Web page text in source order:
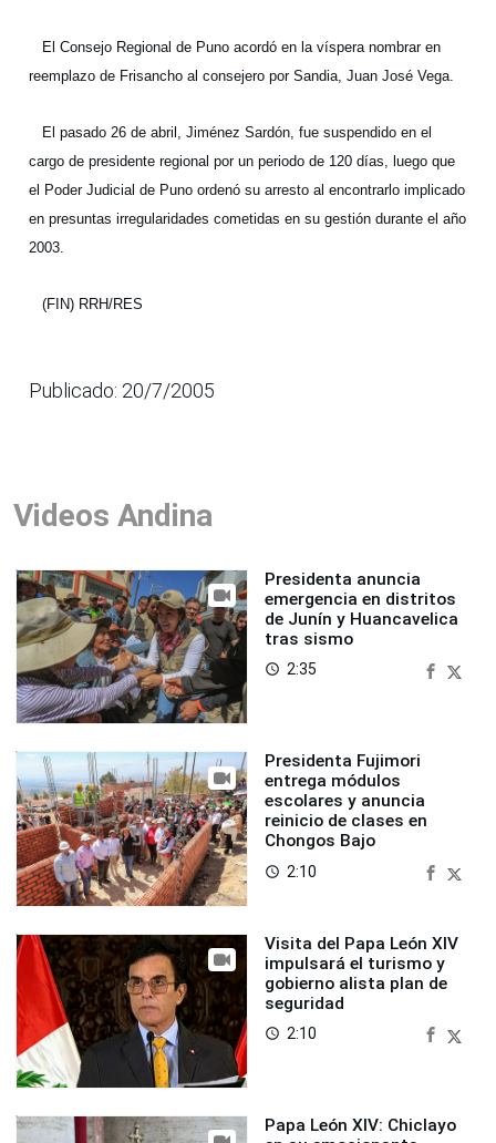
El Consejo Regional de Puno acordó en la víspera nombrar en
reemplazo de Frisancho al consejero por Sandia, Juan José Vega.
El pasado 26 de abril, Jiménez Sardón, fue suspendido en el
cargo de presidente regional por un periodo de 120 días, luego que
el Poder Judicial de Puno ordenó su arresto al encontrarlo implicado
en presuntas irregularidades cometidas en su gestión durante el año
2003.
(FIN) RRH/RES
Publicado: 20/7/2005
Videos Andina
Presidenta anuncia
emergencia en distritos
de Junín y Huancavelica
tras sismo
access_time 2:35
Presidenta Fujimori
entrega módulos
escolares y anuncia
reinicio de clases en
Chongos Bajo
access_time 2:10
Visita del Papa León XIV
impulsará el turismo y
gobierno alista plan de
seguridad
access_time 2:10
Papa León XIV: Chiclayo